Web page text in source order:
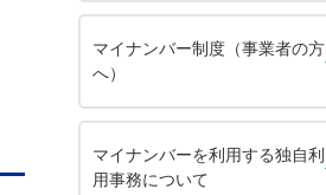
マイナンバー制度（事業者の方
へ）
マイナンバーを利用する独自利
用事務について